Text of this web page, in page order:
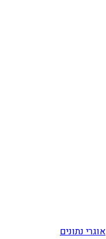
אוגרי נתונים